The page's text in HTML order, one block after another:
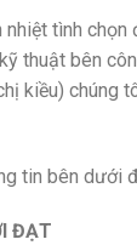
tình
thuật bên
kiều) chúng
tin bên dưới
ĐẠT